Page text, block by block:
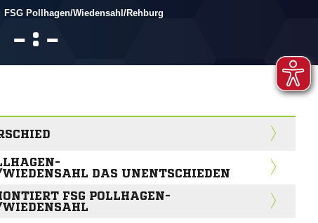
FSG Pollhagen/​Wiedensahl/​Rehburg
 : 
DAS UNENTSCHIEDEN
FSG POLLHAGEN-